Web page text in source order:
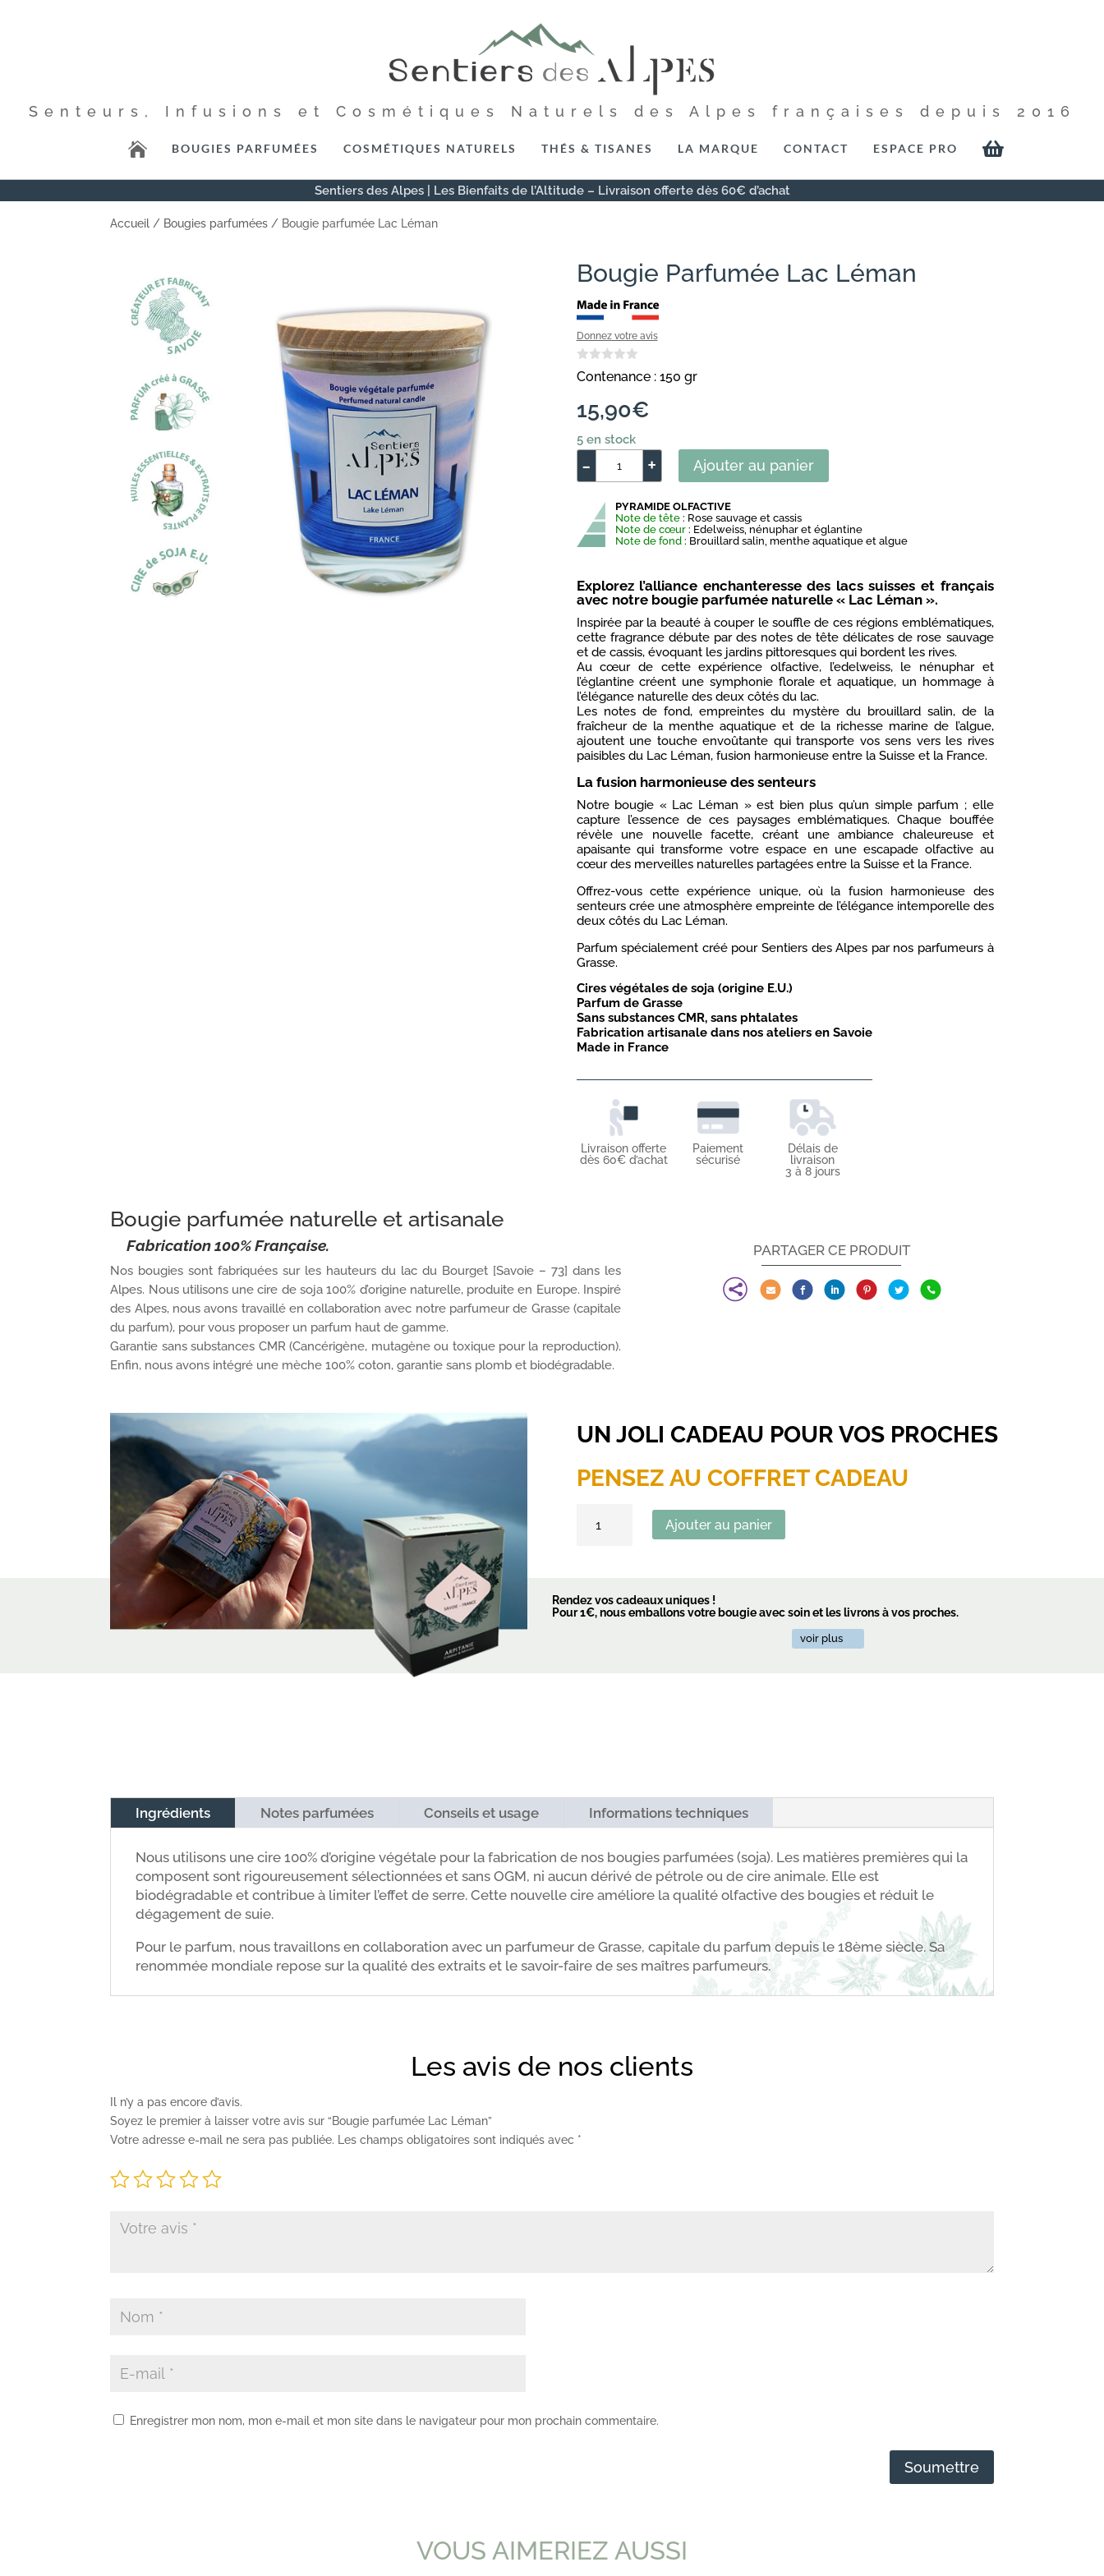
Senteurs, Infusions et Cosmétiques Naturels des Alpes françaises depuis 2016
 BOUGIES PARFUMÉES COSMÉTIQUES NATURELS THÉS & TISANES LA MARQUE CONTACT ESPACE PRO 
Sentiers des Alpes | Les Bienfaits de l’Altitude – Livraison offerte dès 60€ d’achat
Accueil / Bougies parfumées / Bougie parfumée Lac Léman
Bougie Parfumée Lac Léman
Donnez votre avis
Contenance : 150 gr
15,90€
5 en stock
quantité
Bougie
parfumée
Lac
- + Ajouter au panier
PYRAMIDE OLFACTIVE
Note de tête : Rose sauvage et cassis
Note de cœur : Edelweiss, nénuphar et églantine
Note de fond : Brouillard salin, menthe aquatique et algue
Explorez l’alliance enchanteresse des lacs suisses et français
avec notre bougie parfumée naturelle « Lac Léman ».
Inspirée par la beauté à couper le souffle de ces régions emblématiques,
cette fragrance débute par des notes de tête délicates de rose sauvage
et de cassis, évoquant les jardins pittoresques qui bordent les rives.
Au cœur de cette expérience olfactive, l’edelweiss, le nénuphar et
l’églantine créent une symphonie florale et aquatique, un hommage à
l’élégance naturelle des deux côtés du lac.
Les notes de fond, empreintes du mystère du brouillard salin, de la
fraîcheur de la menthe aquatique et de la richesse marine de l’algue,
ajoutent une touche envoûtante qui transporte vos sens vers les rives
paisibles du Lac Léman, fusion harmonieuse entre la Suisse et la France.
La fusion harmonieuse des senteurs
Notre bougie « Lac Léman » est bien plus qu’un simple parfum ; elle
capture l’essence de ces paysages emblématiques. Chaque bouffée
révèle une nouvelle facette, créant une ambiance chaleureuse et
apaisante qui transforme votre espace en une escapade olfactive au
cœur des merveilles naturelles partagées entre la Suisse et la France.
Offrez-vous cette expérience unique, où la fusion harmonieuse des
senteurs crée une atmosphère empreinte de l’élégance intemporelle des
deux côtés du Lac Léman.
Parfum spécialement créé pour Sentiers des Alpes par nos parfumeurs à
Grasse.
Cires végétales de soja (origine E.U.)
Parfum de Grasse
Sans substances CMR, sans phtalates
Fabrication artisanale dans nos ateliers en Savoie
Made in France
Livraison offerte
dès 60€ d’achat
Paiement
sécurisé
Délais de
livraison
3 à 8 jours
Bougie parfumée naturelle et artisanale
Fabrication 100% Française.
Nos bougies sont fabriquées sur les hauteurs du lac du Bourget [Savoie – 73] dans les
Alpes. Nous utilisons une cire de soja 100% d’origine naturelle, produite en Europe. Inspiré
des Alpes, nous avons travaillé en collaboration avec notre parfumeur de Grasse (capitale
du parfum), pour vous proposer un parfum haut de gamme.
Garantie sans substances CMR (Cancérigène, mutagène ou toxique pour la reproduction).
Enfin, nous avons intégré une mèche 100% coton, garantie sans plomb et biodégradable.
PARTAGER CE PRODUIT
      
UN JOLI CADEAU POUR VOS PROCHES
PENSEZ AU COFFRET CADEAU
Ajouter au panier
Rendez vos cadeaux uniques !
Pour 1€, nous emballons votre bougie avec soin et les livrons à vos proches.
voir plus
Ingrédients Notes parfumées Conseils et usage Informations techniques
Nous utilisons une cire 100% d’origine végétale pour la fabrication de nos bougies parfumées (soja). Les matières premières qui la
composent sont rigoureusement sélectionnées et sans OGM, ni aucun dérivé de pétrole ou de cire animale. Elle est
biodégradable et contribue à limiter l’effet de serre. Cette nouvelle cire améliore la qualité olfactive des bougies et réduit le
dégagement de suie.
Pour le parfum, nous travaillons en collaboration avec un parfumeur de Grasse, capitale du parfum depuis le 18ème siècle. Sa
renommée mondiale repose sur la qualité des extraits et le savoir-faire de ses maîtres parfumeurs.
Les avis de nos clients
Il n’y a pas encore d’avis.
Soyez le premier à laisser votre avis sur “Bougie parfumée Lac Léman”
Votre adresse e-mail ne sera pas publiée. Les champs obligatoires sont indiqués avec *
Enregistrer mon nom, mon e-mail et mon site dans le navigateur pour mon prochain commentaire.
VOUS AIMERIEZ AUSSI